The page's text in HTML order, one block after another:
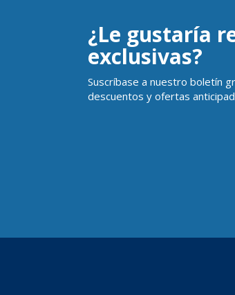
¿Le gustaría
exclusivas?
Suscríbase a nuestro boletín
descuentos y ofertas